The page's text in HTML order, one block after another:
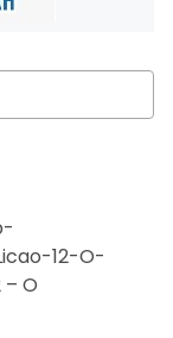
12-O-
– O